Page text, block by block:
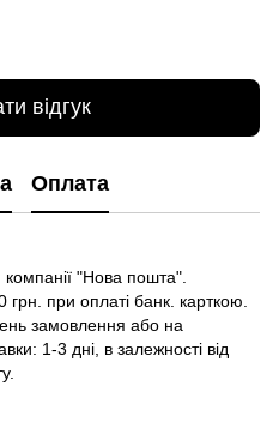
відгук
Оплата
"Нова пошта".
грн. при оплаті банк. карткою.
замовлення або на
1-3 дні, в залежності від